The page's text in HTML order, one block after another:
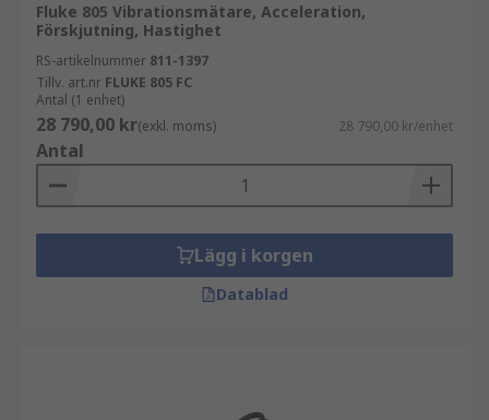
Fluke 805 Vibrationsmätare, Acceleration,
Förskjutning, Hastighet
RS-artikelnummer 811-1397
Tillv. art.nr FLUKE 805 FC
Antal (1 enhet)
28 790,00 kr(exkl. moms) 28 790,00 kr/enhet
Antal
Lägg i korgen
Datablad